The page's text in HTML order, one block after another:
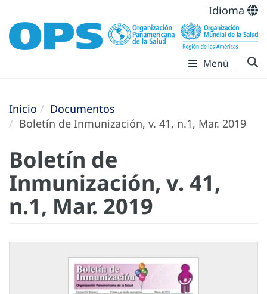
Idioma
Menú
Inicio
Documentos
Boletín de Inmunización, v. 41, n.1, Mar. 2019
Boletín de
Inmunización, v. 41,
n.1, Mar. 2019